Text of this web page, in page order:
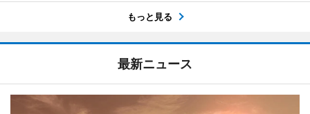
もっと見る
最新ニュース